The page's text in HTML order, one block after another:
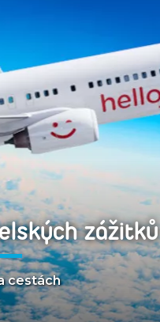
zážitků
cestách